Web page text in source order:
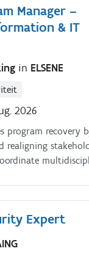
Manager –
& IT
in ELSENE
2026
program recovery
realigning
Expert